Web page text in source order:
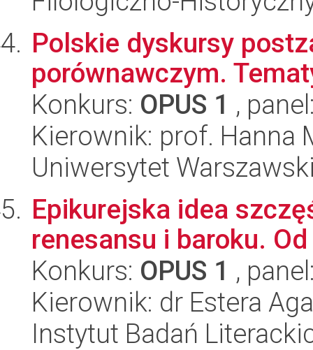
Polskie dyskursy
porównawczym.
Konkurs: OPUS 1 ,
Kierownik: prof. Hanna
Uniwersytet
Epikurejska idea
renesansu i baroku.
Konkurs: OPUS 1 ,
Kierownik: dr Estera
Instytut Badań